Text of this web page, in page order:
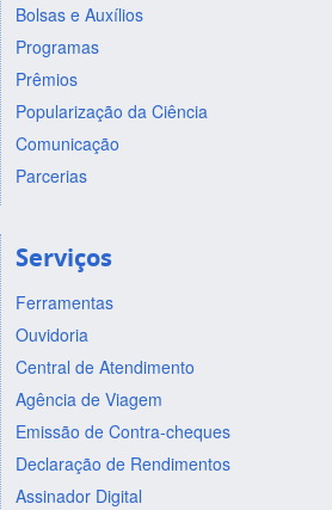
Bolsas e Auxílios
Programas
Prêmios
Popularização da Ciência
Comunicação
Parcerias
Serviços
Ferramentas
Ouvidoria
Central de Atendimento
Agência de Viagem
Emissão de Contra-cheques
Declaração de Rendimentos
Assinador Digital